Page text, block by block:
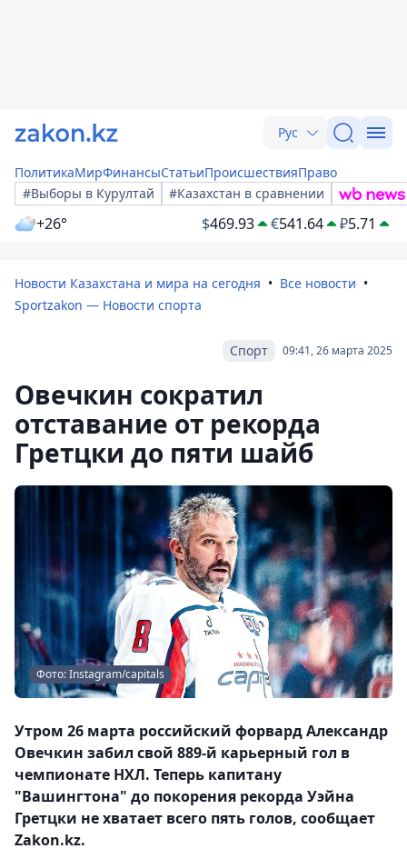
Рус
ПолитикаМирФинансыСтатьиПроисшествияПраво
#Выборы в Курултай
#Казахстан в сравнении
+26° $469.93 €541.64 ₽5.71
Новости Казахстана и мира на сегодня
Все новости
Sportzakon — Новости спорта
09:41, 26 марта 2025
Спорт
Овечкин сократил
отставание от рекорда
Гретцки до пяти шайб
Фото: Instagram/capitals
Утром 26 марта российский форвард Александр
Овечкин забил свой 889-й карьерный гол в
чемпионате НХЛ. Теперь капитану
"Вашингтона" до покорения рекорда Уэйна
Гретцки не хватает всего пять голов, сообщает
Zakon.kz.